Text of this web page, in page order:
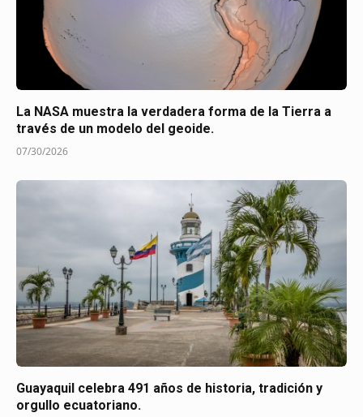
La NASA muestra la verdadera forma de la Tierra a
través de un modelo del geoide.
07/30/2026
Guayaquil celebra 491 años de historia, tradición y
orgullo ecuatoriano.